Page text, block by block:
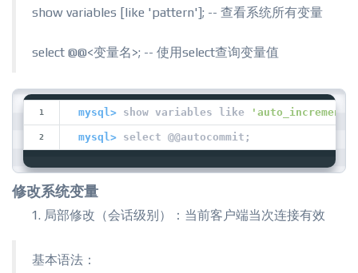
show variables [like 'pattern']; -- 查看系统所有变量
select @@<变量名>; -- 使用select查询变量值
mysql> show variables like
mysql> select @@autocommit;
修改系统变量
局部修改（会话级别）：当前客户端当次连接有效
基本语法：